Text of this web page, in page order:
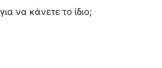
να κάνετε το ίδιο;